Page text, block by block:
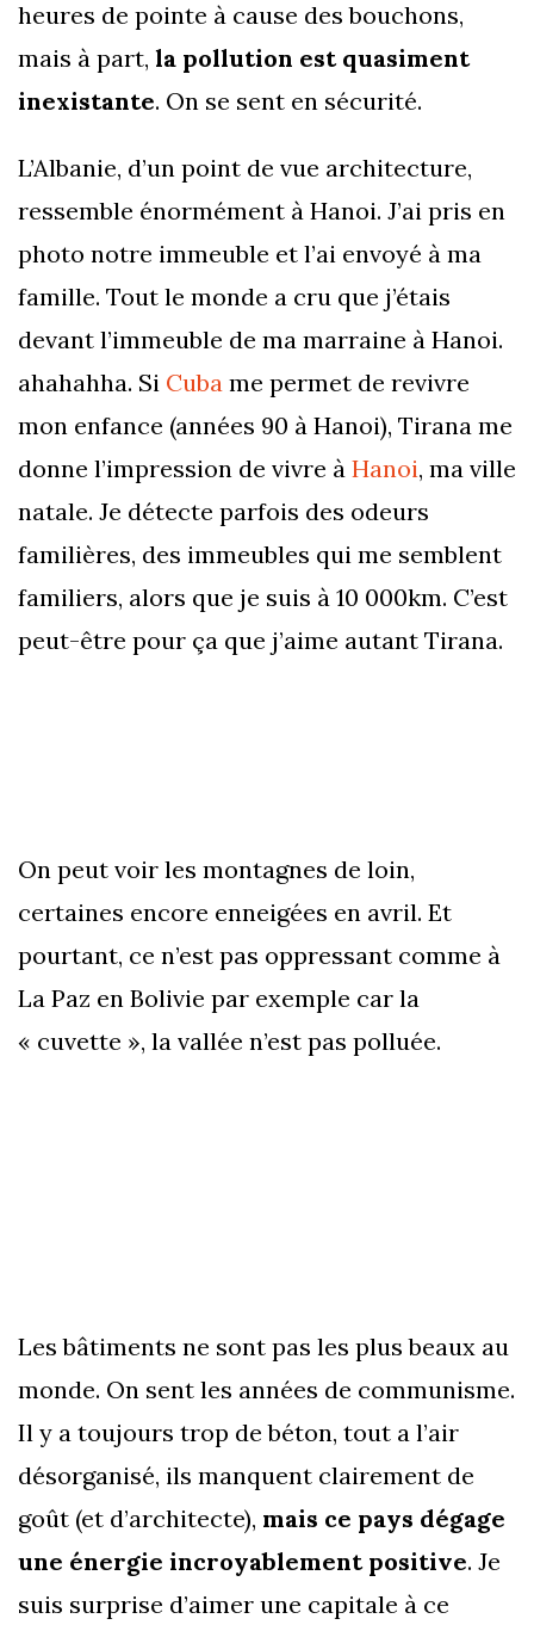
heures de pointe à cause des bouchons,
mais à part, la pollution est quasiment
inexistante. On se sent en sécurité.
L’Albanie, d’un point de vue architecture,
ressemble énormément à Hanoi. J’ai pris en
photo notre immeuble et l’ai envoyé à ma
famille. Tout le monde a cru que j’étais
devant l’immeuble de ma marraine à Hanoi.
ahahahha. Si Cuba me permet de revivre
mon enfance (années 90 à Hanoi), Tirana me
donne l’impression de vivre à Hanoi, ma ville
natale. Je détecte parfois des odeurs
familières, des immeubles qui me semblent
familiers, alors que je suis à 10 000km. C’est
peut-être pour ça que j’aime autant Tirana.
On peut voir les montagnes de loin,
certaines encore enneigées en avril. Et
pourtant, ce n’est pas oppressant comme à
La Paz en Bolivie par exemple car la
« cuvette », la vallée n’est pas polluée.
Les bâtiments ne sont pas les plus beaux au
monde. On sent les années de communisme.
Il y a toujours trop de béton, tout a l’air
désorganisé, ils manquent clairement de
goût (et d’architecte), mais ce pays dégage
une énergie incroyablement positive. Je
suis surprise d’aimer une capitale à ce